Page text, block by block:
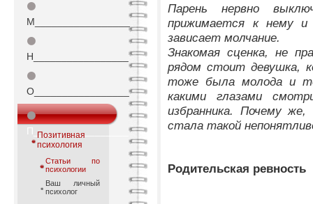
⚫
М_________________
⚫
Н_________________
⚫
О_________________
⚫
П_________________
Позитивная
психология
Статьи по
психологии
Ваш личный
психолог
Парень нервно
прижимается к нему и
зависает молчание.
Знакомая сценка, не
рядом стоит девушка,
тоже была молода и
какими глазами
избранника. Почему
стала такой
Родительская ревность